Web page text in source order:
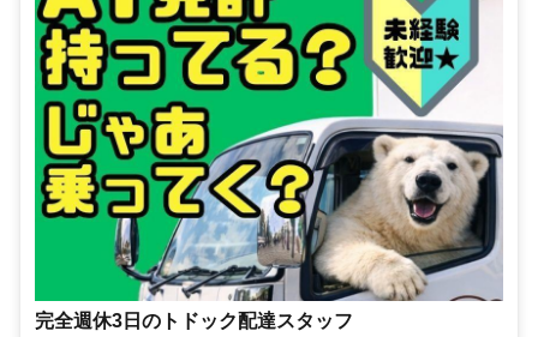
完全週休3日のトドック配達スタッフ